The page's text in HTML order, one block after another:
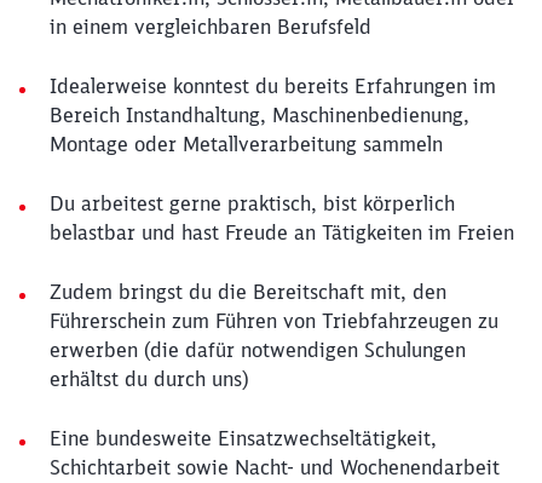
in einem vergleichbaren Berufsfeld
Idealerweise konntest du bereits Erfahrungen im
Bereich Instandhaltung, Maschinenbedienung,
Montage oder Metallverarbeitung sammeln
Du arbeitest gerne praktisch, bist körperlich
belastbar und hast Freude an Tätigkeiten im Freien
Zudem bringst du die Bereitschaft mit, den
Führerschein zum Führen von Triebfahrzeugen zu
erwerben (die dafür notwendigen Schulungen
erhältst du durch uns)
Eine bundesweite Einsatzwechseltätigkeit,
Schichtarbeit sowie Nacht- und Wochenendarbeit